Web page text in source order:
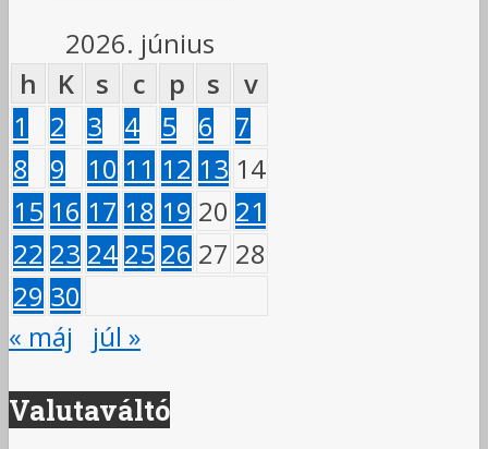
2026. június
h
K s c p s
v
1
2 3 4 5 6
7
8
9 10 11 12 13 14
15 16 17 18 19 20 21
22 23 24 25 26 27 28
29 30
« máj
júl »
Valutaváltó